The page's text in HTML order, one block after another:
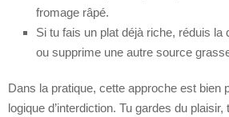
fromage râpé.
Si tu fais un plat déjà riche, réduis la
ou supprime une autre source
Dans la pratique, cette approche est bien
logique d’interdiction. Tu gardes du